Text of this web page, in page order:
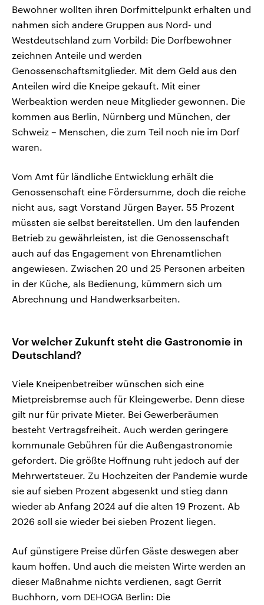
Bewohner wollten ihren Dorfmittelpunkt erhalten und
nahmen sich andere Gruppen aus Nord- und
Westdeutschland zum Vorbild: Die Dorfbewohner
zeichnen Anteile und werden
Genossenschaftsmitglieder. Mit dem Geld aus den
Anteilen wird die Kneipe gekauft. Mit einer
Werbeaktion werden neue Mitglieder gewonnen. Die
kommen aus Berlin, Nürnberg und München, der
Schweiz – Menschen, die zum Teil noch nie im Dorf
waren.
Vom Amt für ländliche Entwicklung erhält die
Genossenschaft eine Fördersumme, doch die reiche
nicht aus, sagt Vorstand Jürgen Bayer. 55 Prozent
müssten sie selbst bereitstellen. Um den laufenden
Betrieb zu gewährleisten, ist die Genossenschaft
auch auf das Engagement von Ehrenamtlichen
angewiesen. Zwischen 20 und 25 Personen arbeiten
in der Küche, als Bedienung, kümmern sich um
Abrechnung und Handwerksarbeiten.
Vor welcher Zukunft steht die Gastronomie in
Deutschland?
Viele Kneipenbetreiber wünschen sich eine
Mietpreisbremse auch für Kleingewerbe. Denn diese
gilt nur für private Mieter. Bei Gewerberäumen
besteht Vertragsfreiheit. Auch werden geringere
kommunale Gebühren für die Außengastronomie
gefordert. Die größte Hoffnung ruht jedoch auf der
Mehrwertsteuer. Zu Hochzeiten der Pandemie wurde
sie auf sieben Prozent abgesenkt und stieg dann
wieder ab Anfang 2024 auf die alten 19 Prozent. Ab
2026 soll sie wieder bei sieben Prozent liegen.
Auf günstigere Preise dürfen Gäste deswegen aber
kaum hoffen. Und auch die meisten Wirte werden an
dieser Maßnahme nichts verdienen, sagt Gerrit
Buchhorn, vom DEHOGA Berlin: Die